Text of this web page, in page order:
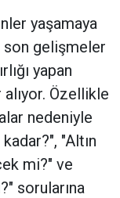
yaşamaya
son gelişmeler
yapan
Özellikle
nedeniyle
"Altın
mi?" ve
sorularına